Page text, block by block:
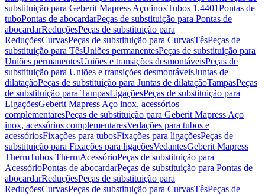
substituição para Geberit Mapress Aço inoxTubos 1.4401Pontas de
tuboPontas de abocardarPeças de substituição para Pontas de
abocardarReduçõesPeças de substituição para
ReduçõesCurvasPeças de substituição para CurvasTêsPeças de
substituição para TêsUniões permanentesPeças de substituição para
Uniões permanentesUniões e transições desmontáveisPeças de
substituição para Uniões e transições desmontáveisJuntas de
dilataçãoPeças de substituição para Juntas de dilataçãoTampasPeças
de substituição para TampasLigaçõesPeças de substituição para
LigaçõesGeberit Mapress Aço inox, acessórios
complementaresPeças de substituição para Geberit Mapress Aço
inox, acessórios complementaresVedações para tubos e
acessóriosFixações para tubosFixações para ligaçõesPeças de
substituição para Fixações para ligaçõesVedantesGeberit Mapress
ThermTubos ThermAcessórioPeças de substituição para
AcessórioPontas de abocardarPeças de substituição para Pontas de
abocardarReduçõesPeças de substituição para
ReduçõesCurvasPeças de substituição para CurvasTêsPeças de